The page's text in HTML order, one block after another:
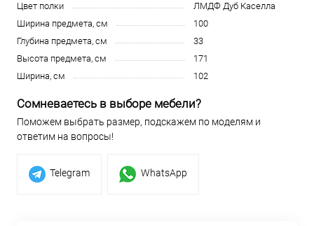
Цвет полки
ЛМДФ Дуб Каселла
Ширина предмета, см
100
Глубина предмета, см
33
Высота предмета, см
171
Ширина, см
102
Сомневаетесь в выборе мебели?
Поможем выбрать размер, подскажем по моделям и
ответим на вопросы!
Telegram WhatsApp